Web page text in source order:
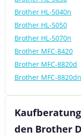
Brother HL-5040n
Brother HL-5050
Brother HL-5070n
Brother MFC-8420
Brother MFC-8820d
Brother MFC-8820dn
den Brother